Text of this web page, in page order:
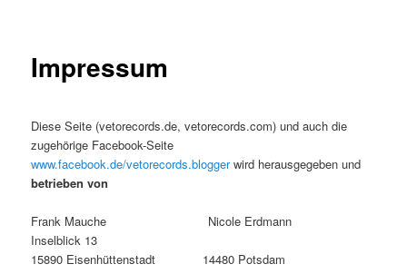
Impressum
Diese Seite (vetorecords.de, vetorecords.com) und auch die
zugehörige Facebook-Seite
www.facebook.de/vetorecords.bloggerwird herausgegeben und
betrieben von
Frank Mauche Nicole Erdmann
Inselblick 13
15890 Eisenhüttenstadt 14480 Potsdam